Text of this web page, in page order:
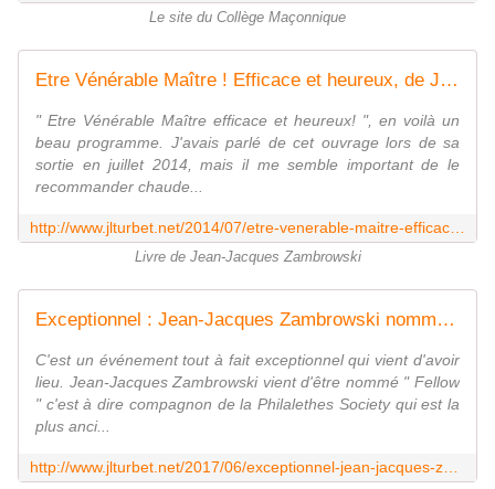
Le site du Collège Maçonnique
Etre Vénérable Maître ! Efficace et heureux, de Jean-Jacques Zambrowski. - Bloc notes de Jean-Laurent sur les Spiritualités
" Etre Vénérable Maître efficace et heureux! ", en voilà un
beau programme. J'avais parlé de cet ouvrage lors de sa
sortie en juillet 2014, mais il me semble important de le
recommander chaude...
Livre de Jean-Jacques Zambrowski
Exceptionnel : Jean-Jacques Zambrowski nommé Fellow de la Philalethes Society aux Etats-Unis - Bloc notes de Jean-Laurent sur les Spiritualités
C'est un événement tout à fait exceptionnel qui vient d'avoir
lieu. Jean-Jacques Zambrowski vient d'être nommé " Fellow
" c'est à dire compagnon de la Philalethes Society qui est la
plus anci...